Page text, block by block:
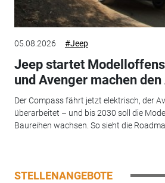
05.08.2026 #Jeep
Jeep startet
und Avenger machen
Der Compass fährt jetzt elektrisch, der
überarbeitet – und bis 2030 soll die
Baureihen wachsen. So sieht die
STELLENANGEBOTE